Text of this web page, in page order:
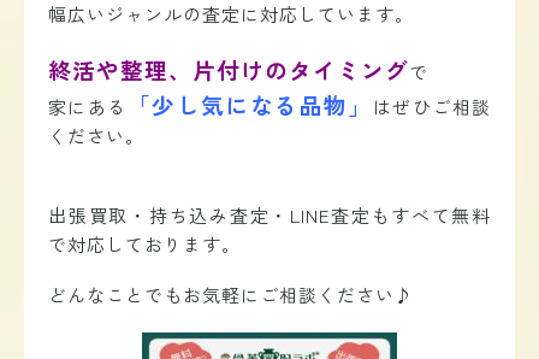
幅広いジャンルの査定に対応しています。
終活や整理、片付けのタイミングで
家にある
「少し気になる品物」
はぜひご相談
ください。
出張買取・持ち込み査定・LINE査定もすべて無料
で対応しております。
どんなことでもお気軽にご相談ください♪